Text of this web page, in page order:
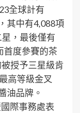
全球計有
其中有4,088項
，最後僅有
首度參賽的茶
授予三星級肯
高等級金叉
油品牌。
際事務處表